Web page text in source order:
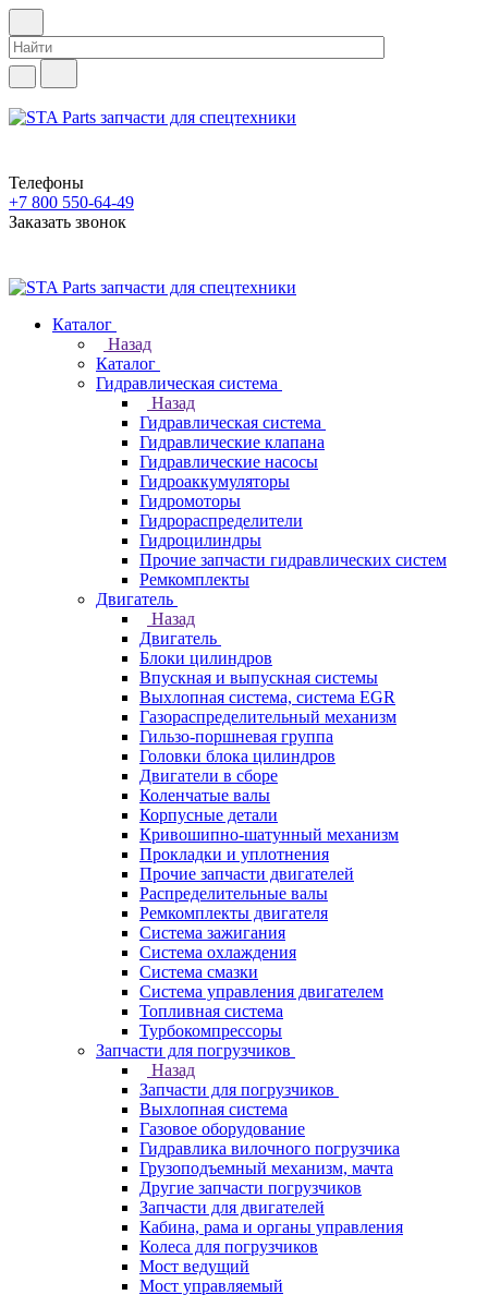
Телефоны
+7 800 550-64-49
Заказать звонок
Каталог
Назад
Каталог
Гидравлическая система
Назад
Гидравлическая система
Гидравлические клапана
Гидравлические насосы
Гидроаккумуляторы
Гидромоторы
Гидрораспределители
Гидроцилиндры
Прочие запчасти гидравлических систем
Ремкомплекты
Двигатель
Назад
Двигатель
Блоки цилиндров
Впускная и выпускная системы
Выхлопная система, система EGR
Газораспределительный механизм
Гильзо-поршневая группа
Головки блока цилиндров
Двигатели в сборе
Коленчатые валы
Корпусные детали
Кривошипно-шатунный механизм
Прокладки и уплотнения
Прочие запчасти двигателей
Распределительные валы
Ремкомплекты двигателя
Система зажигания
Система охлаждения
Система смазки
Система управления двигателем
Топливная система
Турбокомпрессоры
Запчасти для погрузчиков
Назад
Запчасти для погрузчиков
Выхлопная система
Газовое оборудование
Гидравлика вилочного погрузчика
Грузоподъемный механизм, мачта
Другие запчасти погрузчиков
Запчасти для двигателей
Кабина, рама и органы управления
Колеса для погрузчиков
Мост ведущий
Мост управляемый